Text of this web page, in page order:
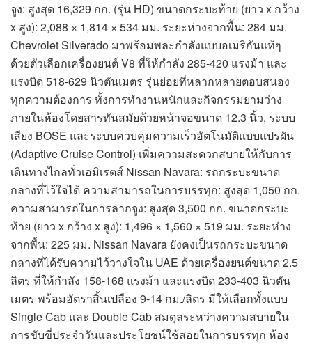
จูง: สูงสุด 16,329 กก. (รุ่น HD) ขนาดกระบะท้าย (ยาว x กว้าง
x สูง): 2,088 × 1,814 × 534 มม. ระยะห่างจากพื้น: 284 มม.
Chevrolet Silverado มาพร้อมพละกำลังแบบอเมริกันแท้ๆ
ด้วยตัวเลือกเครื่องยนต์ V8 ที่ให้กำลัง 285-420 แรงม้า และ
แรงบิด 518-629 นิวตันเมตร รุ่นย่อยที่หลากหลายตอบสนอง
ทุกความต้องการ ทั้งการทำงานหนักและกิจกรรมยามว่าง
ภายในห้องโดยสารทันสมัยด้วยหน้าจอขนาด 12.3 นิ้ว, ระบบ
เสียง BOSE และระบบควบคุมความเร็วอัตโนมัติแบบแปรผัน
(Adaptive Cruise Control) เพิ่มความสะดวกสบายให้กับการ
เดินทางไกลทั่วเอมิเรตส์ Nissan Navara: รถกระบะขนาด
กลางที่ไว้ใจได้ ความสามารถในการบรรทุก: สูงสุด 1,050 กก.
ความสามารถในการลากจูง: สูงสุด 3,500 กก. ขนาดกระบะ
ท้าย (ยาว x กว้าง x สูง): 1,496 × 1,560 × 519 มม. ระยะห่าง
จากพื้น: 225 มม. Nissan Navara ยังคงเป็นรถกระบะขนาด
กลางที่ได้รับความไว้วางใจใน UAE ด้วยเครื่องยนต์ขนาด 2.5
ลิตร ที่ให้กำลัง 158-168 แรงม้า และแรงบิด 233-403 นิวตัน
เมตร พร้อมอัตราสิ้นเปลือง 9-14 กม./ลิตร มีให้เลือกทั้งแบบ
Single Cab และ Double Cab สมดุลระหว่างความสบายใน
การขับขี่ประจำวันและประโยชน์ใช้สอยในการบรรทุก ห้อง